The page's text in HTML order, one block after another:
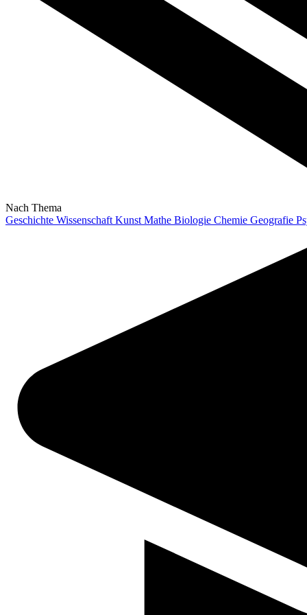
Nach Thema
Geschichte Wissenschaft Kunst Mathe Biologie Chemie Geografie